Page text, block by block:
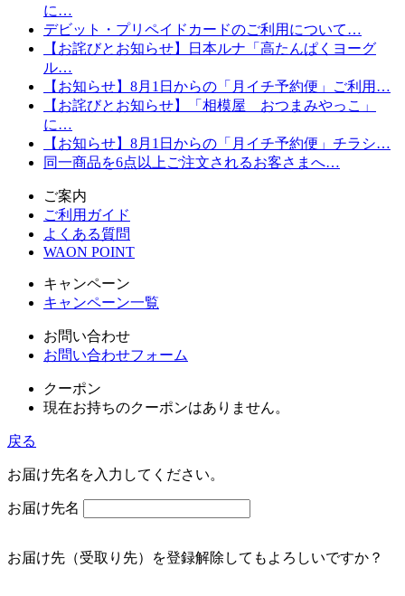
に…
デビット・プリペイドカードのご利用について…
【お詫びとお知らせ】日本ルナ「高たんぱくヨーグ
ル…
【お知らせ】8月1日からの「月イチ予約便」ご利用…
【お詫びとお知らせ】「相模屋 おつまみやっこ」
に…
【お知らせ】8月1日からの「月イチ予約便」チラシ…
同一商品を6点以上ご注文されるお客さまへ…
ご案内
ご利用ガイド
よくある質問
WAON POINT
キャンペーン
キャンペーン一覧
お問い合わせ
お問い合わせフォーム
クーポン
現在お持ちのクーポンはありません。
戻る
お届け先名を入力してください。
お届け先名
お届け先（受取り先）を登録解除してもよろしいですか？